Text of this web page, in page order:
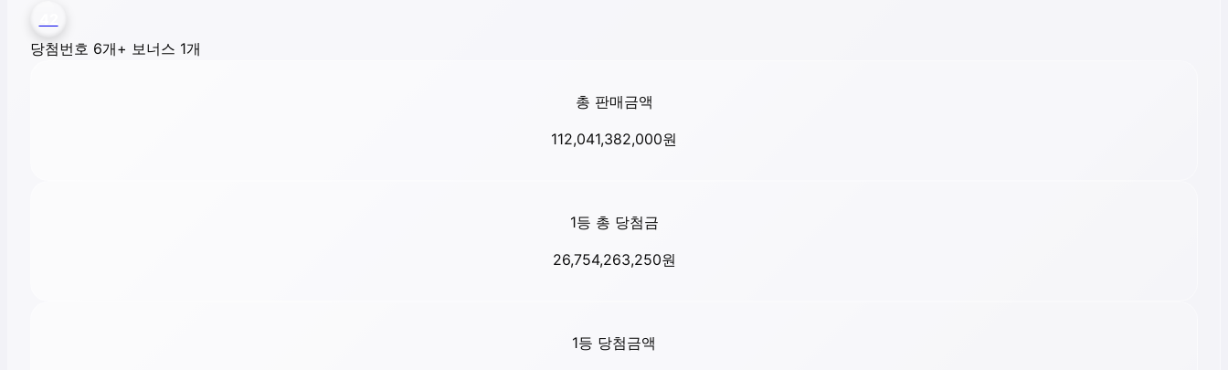
당첨번호 6개+ 보너스 1개
총 판매금액
112,041,382,000원
1등 총 당첨금
26,754,263,250원
1등 당첨금액